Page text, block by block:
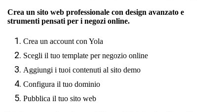
Crea un sito web professionale con design avanzato e
strumenti pensati per i negozi online.
Crea un account con Yola
Scegli il tuo template per negozio online
Aggiungi i tuoi contenuti al sito demo
Configura il tuo dominio
Pubblica il tuo sito web